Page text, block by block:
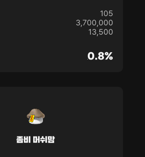
105
3,700,000
13,500
0.8%
좀비 머쉬맘